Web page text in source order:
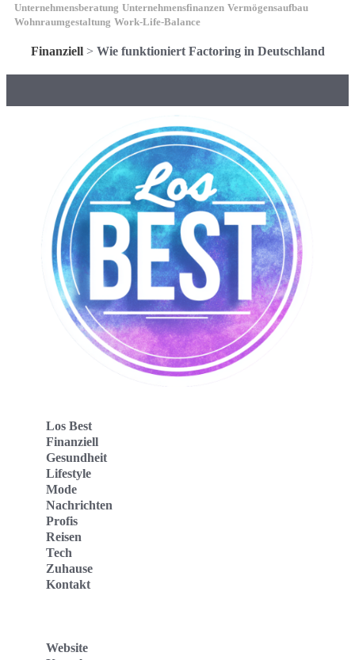
Unternehmensberatung Unternehmensfinanzen Vermögensaufbau
Wohnraumgestaltung Work-Life-Balance
Finanziell> Wie funktioniert Factoring in Deutschland
Los Best
Finanziell
Gesundheit
Lifestyle
Mode
Nachrichten
Profis
Reisen
Tech
Zuhause
Kontakt
Website